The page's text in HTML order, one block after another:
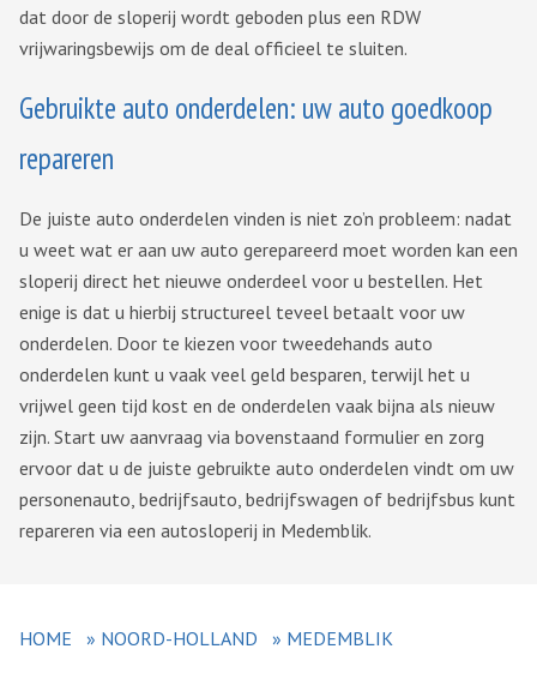
dat door de sloperij wordt geboden plus een RDW
vrijwaringsbewijs om de deal officieel te sluiten.
Gebruikte auto onderdelen: uw auto goedkoop
repareren
De juiste auto onderdelen vinden is niet zo’n probleem: nadat
u weet wat er aan uw auto gerepareerd moet worden kan een
sloperij direct het nieuwe onderdeel voor u bestellen. Het
enige is dat u hierbij structureel teveel betaalt voor uw
onderdelen. Door te kiezen voor tweedehands auto
onderdelen kunt u vaak veel geld besparen, terwijl het u
vrijwel geen tijd kost en de onderdelen vaak bijna als nieuw
zijn. Start uw aanvraag via bovenstaand formulier en zorg
ervoor dat u de juiste gebruikte auto onderdelen vindt om uw
personenauto, bedrijfsauto, bedrijfswagen of bedrijfsbus kunt
repareren via een autosloperij in Medemblik.
HOME » NOORD-HOLLAND » MEDEMBLIK